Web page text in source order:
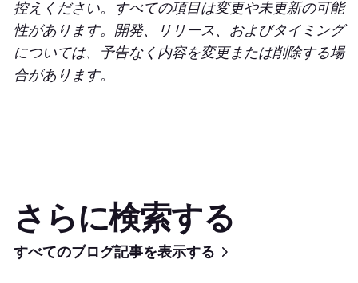
控えください。すべての項目は変更や未更新の可能
性があります。開発、リリース、およびタイミング
については、予告なく内容を変更または削除する場
合があります。
さらに検索する
すべてのブログ記事を表示する